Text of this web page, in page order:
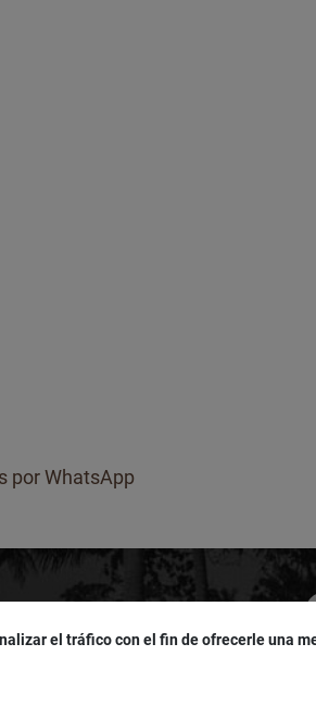
por WhatsApp
el tráfico con el fin de ofrecerle una